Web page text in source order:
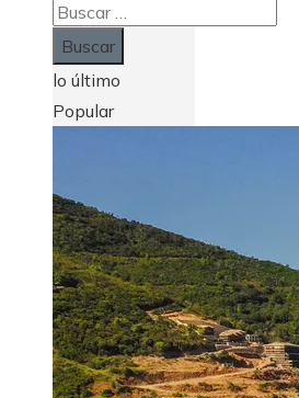
Buscar:
lo último
Popular